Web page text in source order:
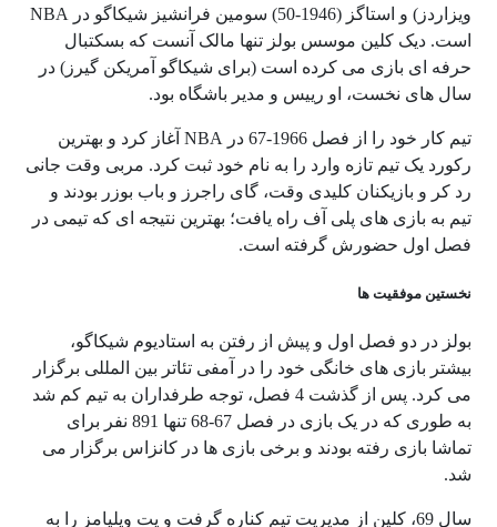
ویزاردز) و استاگز (1946-50) سومین فرانشیز شیکاگو در NBA
است. دیک کلین موسس بولز تنها مالک آنست که بسکتبال
حرفه ای بازی می کرده است (برای شیکاگو آمریکن گیرز) در
سال های نخست، او رییس و مدیر باشگاه بود.
تیم کار خود را از فصل 1966-67 در NBA آغاز کرد و بهترین
رکورد یک تیم تازه وارد را به نام خود ثبت کرد. مربی وقت جانی
رد کر و بازیکنان کلیدی وقت، گای راجرز و باب بوزر بودند و
تیم به بازی های پلی آف راه یافت؛ بهترین نتیجه ای که تیمی در
فصل اول حضورش گرفته است.
نخستین موفقیت ها
بولز در دو فصل اول و پیش از رفتن به استادیوم شیکاگو،
بیشتر بازی های خانگی خود را در آمفی تئاتر بین المللی برگزار
می کرد. پس از گذشت 4 فصل، توجه طرفداران به تیم کم شد
به طوری که در یک بازی در فصل 67-68 تنها 891 نفر برای
تماشا بازی رفته بودند و برخی بازی ها در کانزاس برگزار می
شد.
سال 69، کلین از مدیریت تیم کناره گرفت و پت ویلیامز را به